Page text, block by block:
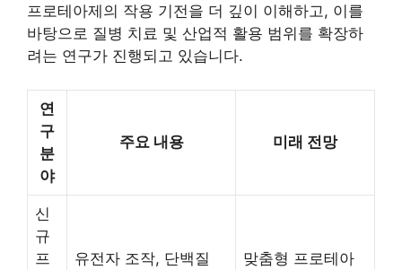
프로테아제의 작용 기전을 더 깊이 이해하고, 이를
바탕으로 질병 치료 및 산업적 활용 범위를 확장하
려는 연구가 진행되고 있습니다.
연
구
분
야
주요 내용 미래 전망
신
규
프
유전자 조작, 단백질
맞춤형 프로테아